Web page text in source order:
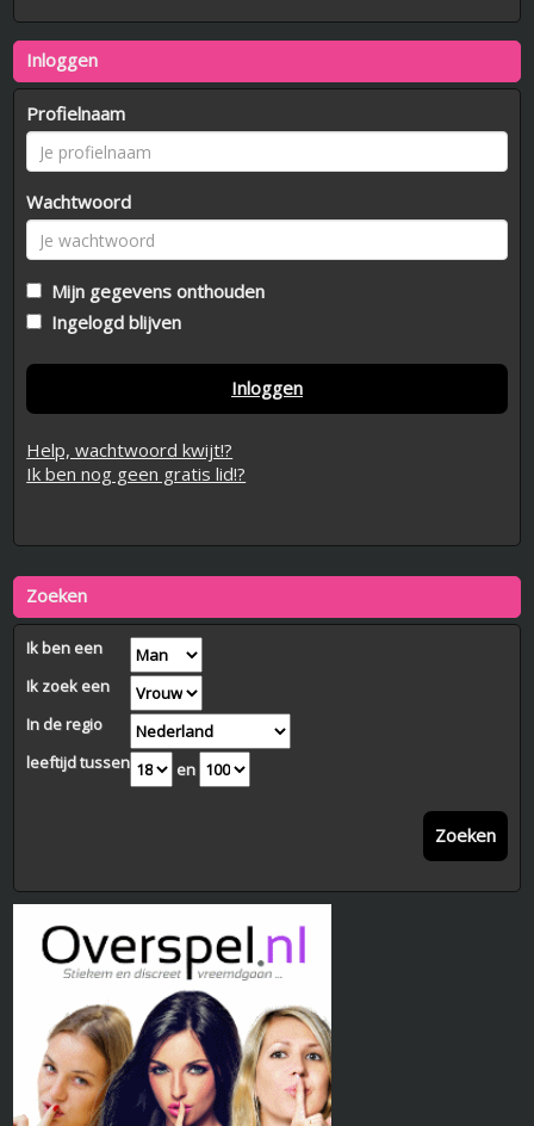
Inloggen
Profielnaam
Wachtwoord
Mijn gegevens onthouden
Ingelogd blijven
Inloggen
Help, wachtwoord kwijt!?
Ik ben nog geen gratis lid!?
Zoeken
Ik ben een
Ik zoek een
In de regio
leeftijd tussen
en
Zoeken